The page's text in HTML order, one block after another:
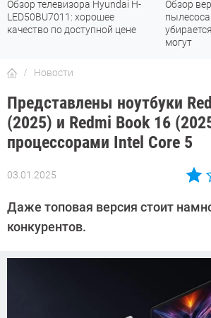
Обзор телевизора Hyundai H-
LED50BU7011: хорошее
качество по доступной цене
Обзор
пылесоса
могут
Новости
Представлены ноутбуки
(2025) и Redmi Book 16
процессорами Intel Core 5
03.01.2025
Автор:
Довлатова
Даже топовая версия стоит
конкурентов.